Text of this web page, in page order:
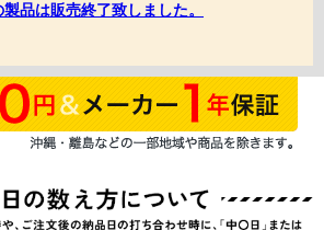
品は販売終了致しました。